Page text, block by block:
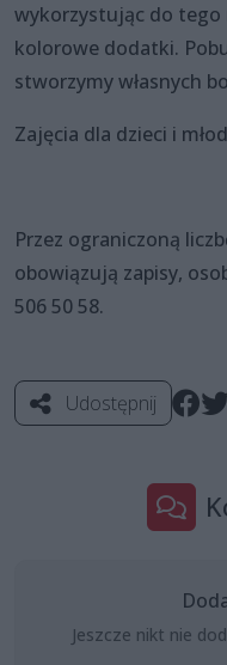
wykorzystując do tego
kolorowe dodatki.
stworzymy własnych
Zajęcia dla dzieci i
Przez ograniczoną
obowiązują zapisy,
506 50 58.
Udostępnij
Jeszcze nikt nie